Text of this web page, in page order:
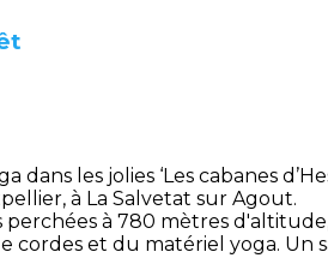
dans les jolies ‘Les cabanes
à La Salvetat sur Agout.
à 780 mètres
cordes et du matériel yoga. Un